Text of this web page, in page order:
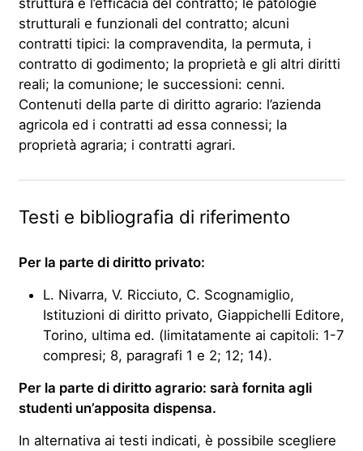
strutturali e funzionali del contratto; alcuni
contratti tipici: la compravendita, la permuta, i
contratto di godimento; la proprietà e gli altri diritti
reali; la comunione; le successioni: cenni.
Contenuti della parte di diritto agrario: l’azienda
agricola ed i contratti ad essa connessi; la
proprietà agraria; i contratti agrari.
Testi e bibliografia di riferimento
Per la parte di diritto privato:
L. Nivarra, V. Ricciuto, C. Scognamiglio,
Istituzioni di diritto privato, Giappichelli Editore,
Torino, ultima ed. (limitatamente ai capitoli: 1-7
compresi; 8, paragrafi 1 e 2; 12; 14).
Per la parte di diritto agrario: sarà fornita agli
studenti un’apposita dispensa.
In alternativa ai testi indicati, è possibile scegliere